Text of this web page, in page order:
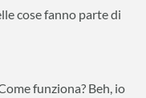
cose fanno parte di
funziona? Beh, io